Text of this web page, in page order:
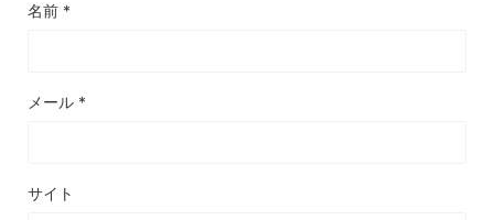
名前 *
メール *
サイト